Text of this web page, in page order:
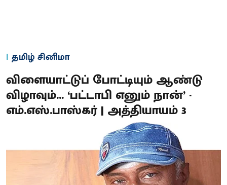
தமிழ் சினிமா
விளையாட்டுப் போட்டியும் ஆண்டு
விழாவும்... ‘பட்டாபி எனும் நான்’ -
எம்.எஸ்.பாஸ்கர் | அத்தியாயம் 3